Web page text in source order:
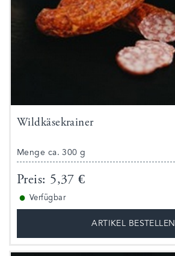
Wildkäsekrainer
Menge ca. 300 g
Preis: 5,37 €
● Verfügbar
ARTIKEL BESTELLEN